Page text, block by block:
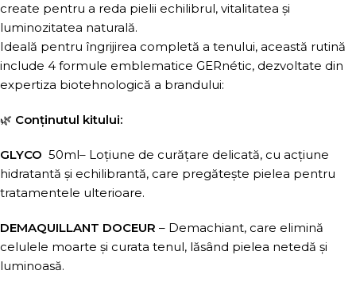
create pentru a reda pielii echilibrul, vitalitatea și
luminozitatea naturală.
Ideală pentru îngrijirea completă a tenului, această rutină
include 4 formule emblematice GERnétic, dezvoltate din
expertiza biotehnologică a brandului:
🌿 Conținutul kitului:
GLYCO 50ml– Loțiune de curățare delicată, cu acțiune
hidratantă și echilibrantă, care pregătește pielea pentru
tratamentele ulterioare.
DEMAQUILLANT DOCEUR – Demachiant, care elimină
celulele moarte și curata tenul, lăsând pielea netedă și
luminoasă.